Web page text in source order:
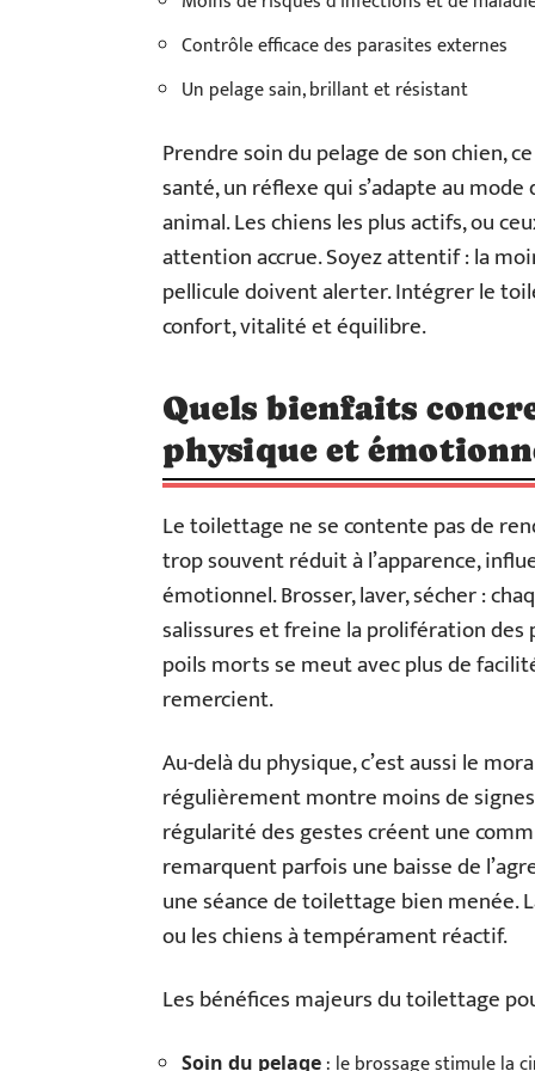
Contrôle efficace des parasites externes
Un pelage sain, brillant et résistant
Prendre soin du pelage de son chien,
santé, un réflexe qui s’adapte au
animal. Les chiens les plus actifs, ou
attention accrue. Soyez attentif : la
pellicule doivent alerter. Intégrer le
confort, vitalité et équilibre.
Quels bienfaits
physique et
Le toilettage ne se contente pas de
trop souvent réduit à l’apparence,
émotionnel. Brosser, laver, sécher :
salissures et freine la prolifération des
poils morts se meut avec plus de
remercient.
Au-delà du physique, c’est aussi le
régulièrement montre moins de
régularité des gestes créent une
remarquent parfois une baisse de
une séance de toilettage bien menée.
ou les chiens à tempérament réactif.
Les bénéfices majeurs du toilettage
Soin du pelage : le brossage stimule la